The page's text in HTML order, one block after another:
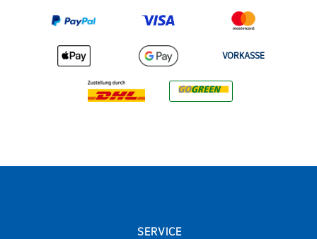
VORKASSE
SERVICE